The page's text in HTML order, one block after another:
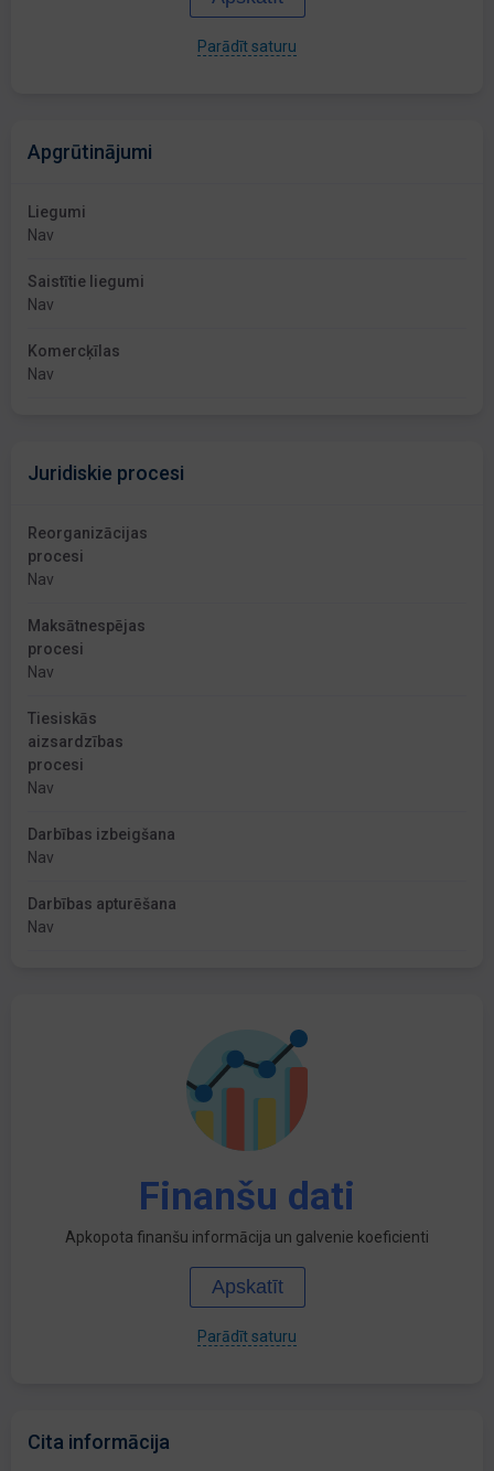
Parādīt saturu
Apgrūtinājumi
Liegumi
Nav
Saistītie liegumi
Nav
Komercķīlas
Nav
Juridiskie procesi
Reorganizācijas
procesi
Nav
Maksātnespējas
procesi
Nav
Tiesiskās
aizsardzības
procesi
Nav
Darbības izbeigšana
Nav
Darbības apturēšana
Nav
Finanšu dati
Apkopota finanšu informācija un galvenie koeficienti
Apskatīt
Parādīt saturu
Cita informācija